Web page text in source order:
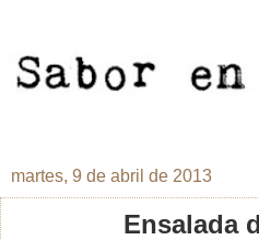
martes, 9 de abril de 2013
Ensalada